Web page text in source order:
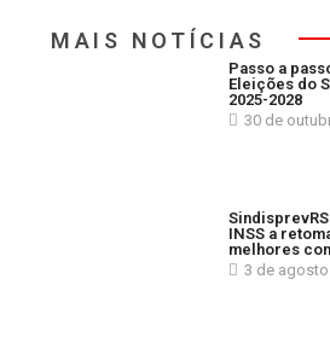
MAIS NOTÍCIAS
Passo a
Eleições do
2025-2028
30 de
INSS a
melhores
3 de